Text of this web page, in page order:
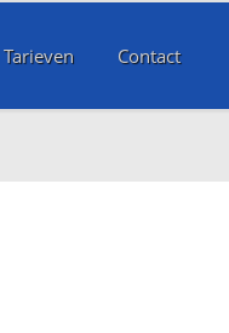
Tarieven Contact